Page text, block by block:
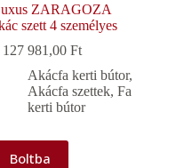
ZARAGOZA
szett 4 személyes
127 981,00Ft
Akácfa kerti bútor,
Akácfa szettek,Fa
kerti bútor
Boltba